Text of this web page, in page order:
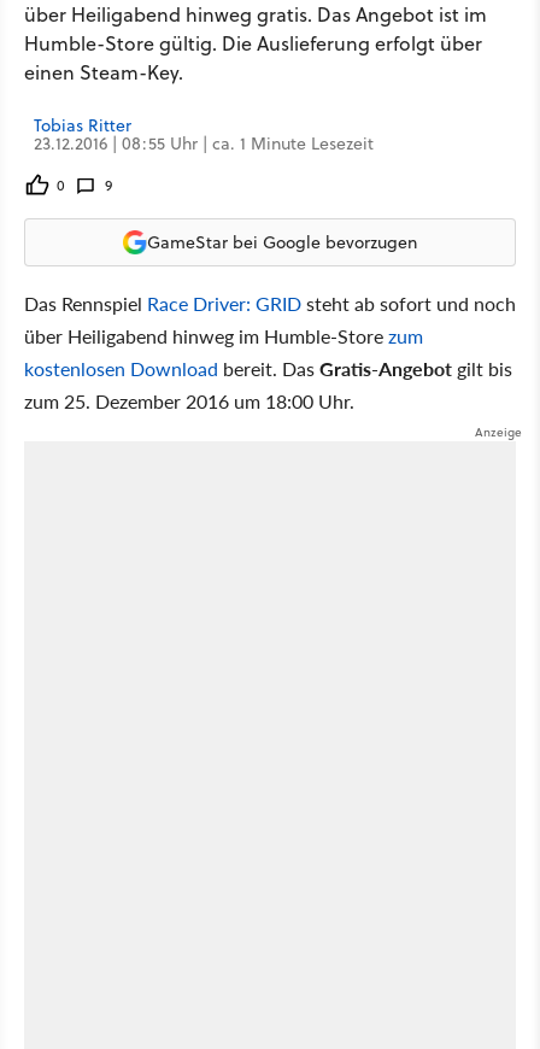
über Heiligabend hinweg gratis. Das Angebot ist im
Humble-Store gültig. Die Auslieferung erfolgt über
einen Steam-Key.
Tobias Ritter
23.12.2016 | 08:55 Uhr | ca. 1 Minute Lesezeit
0 9
GameStar bei Google bevorzugen
Das Rennspiel Race Driver: GRIDsteht ab sofort und noch
über Heiligabend hinweg im Humble-Storezum
kostenlosen Download bereit. DasGratis-Angebot gilt bis
zum 25. Dezember 2016 um 18:00 Uhr.